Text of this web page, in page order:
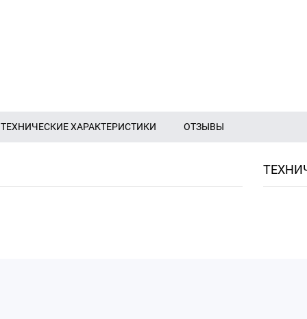
ТЕХНИЧЕСКИЕ ХАРАКТЕРИСТИКИ ОТЗЫВЫ